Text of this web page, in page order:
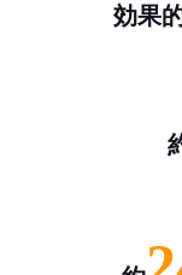
効果